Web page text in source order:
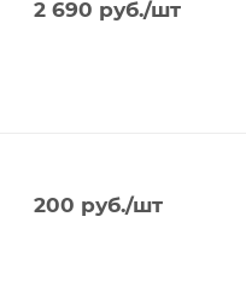
2 690 руб./шт
200 руб./шт